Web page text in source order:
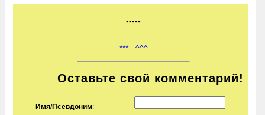
-----
*** ^^^
Оставьте свой комментарий!
Имя/Псевдоним: